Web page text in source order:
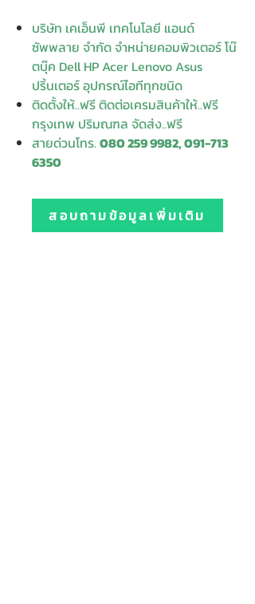
บริษัท เคเอ็นพี เทคโนโลยี แอนด์
ซัพพลาย จำกัด จำหน่ายคอมพิวเตอร์ โน๊
ตบุ๊ค Dell HP Acer Lenovo Asus
ปริ้นเตอร์ อุปกรณ์ไอทีทุกชนิด
ติดตั้งให้..ฟรี ติดต่อเครมสินค้าให้..ฟรี
กรุงเทพ ปริมณฑล จัดส่ง..ฟรี
สายด่วนโทร.080 259 9982, 091-713
6350
สอบถามข้อมูลเพิ่มเติม